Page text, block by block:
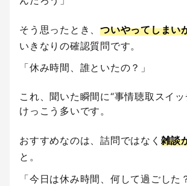
そう思ったとき、 ついやってしまい
いきなりの確認質問です。
「休み時間、誰といたの？」
これ、聞いた瞬間に“事情聴取スイッ
けっこう多いです。
おすすめなのは、詰問ではなく 雑談
と。
「今日は休み時間、何して過ごした